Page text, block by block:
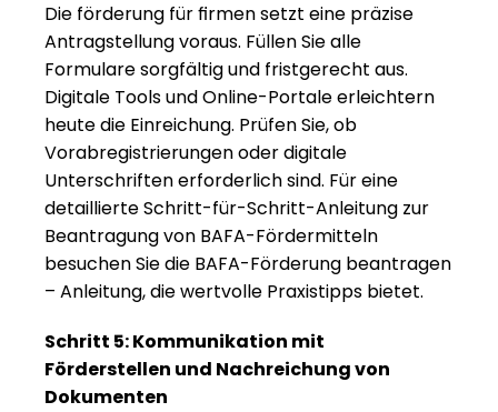
Die förderung für firmen setzt eine präzise
Antragstellung voraus. Füllen Sie alle
Formulare sorgfältig und fristgerecht aus.
Digitale Tools und Online-Portale erleichtern
heute die Einreichung. Prüfen Sie, ob
Vorabregistrierungen oder digitale
Unterschriften erforderlich sind. Für eine
detaillierte Schritt-für-Schritt-Anleitung zur
Beantragung von BAFA-Fördermitteln
besuchen Sie die BAFA-Förderung beantragen
– Anleitung, die wertvolle Praxistipps bietet.
Schritt 5: Kommunikation mit
Förderstellen und Nachreichung von
Dokumenten